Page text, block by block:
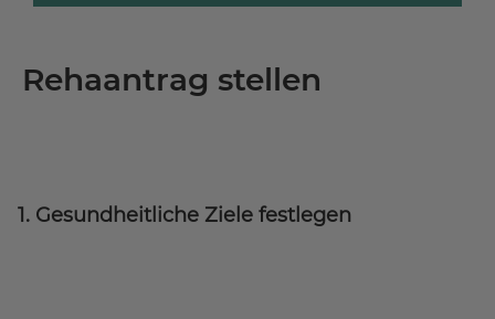
Rehaantrag stellen
1. Gesundheitliche Ziele festlegen